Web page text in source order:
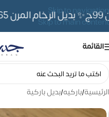
Skip to navigation
Skip to main content
✨ بديل الرخام المرن 565ج بدلًا من 690ج لفترة محدوده
القائمة
الرئيسية/باركيه/بديل باركية